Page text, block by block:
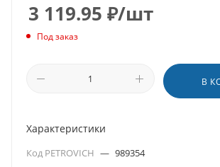
3 119.95 ₽/шт
Под заказ
В
Характеристики
Код PETROVICH — 989354